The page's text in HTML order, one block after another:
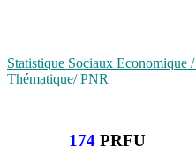
Statistique Sociaux Economique
Thématique/ PNR
174 PRFU